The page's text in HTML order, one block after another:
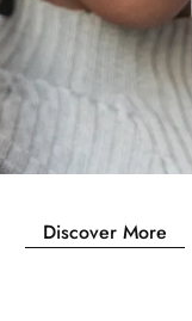
25,41 27,83€
Discover More